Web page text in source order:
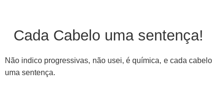
Cada Cabelo uma sentença!
Não indico progressivas, não usei, é química, e cada cabelo
uma sentença.